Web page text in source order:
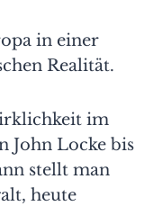
in einer
Realität.
im
John Locke bis
stellt man
heute